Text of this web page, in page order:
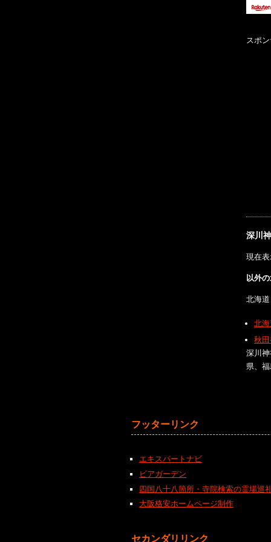
スポ
深川
現在
以外
北海
北
秋
深川
県、
フッターリンク
エキスパートナビ
ビアガーデン
四国八十八箇所・寺院検索の霊場巡
大阪格安ホームページ制作
セカンダリリンク